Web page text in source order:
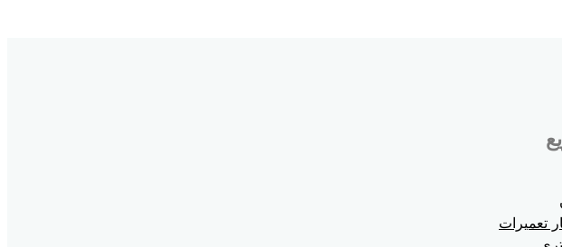
تعمیرات